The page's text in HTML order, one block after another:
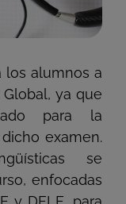
los alumnos a
ya que
para la
examen.
se
enfocadas